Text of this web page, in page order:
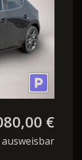
€
ausweisbar